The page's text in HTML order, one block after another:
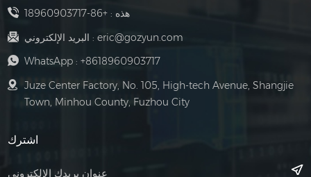
هذه :+86-18960903717
البريد الإلكتروني : eric@gozyun.com
WhatsApp : +8618960903717
Juze Center Factory, No. 105, High-tech Avenue, Shangjie
Town, Minhou County, Fuzhou City
اشترك